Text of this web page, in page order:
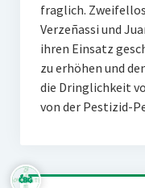
fraglich.
Verzeñassi und
ihren Einsatz
zu erhöhen und
die Dringlichkeit
von der Pestizid-